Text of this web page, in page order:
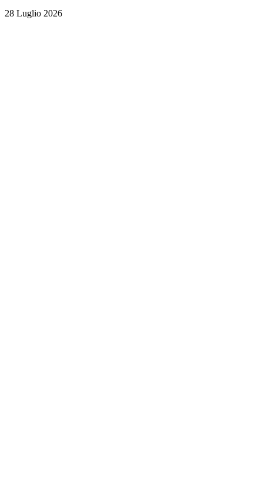
28 Luglio 2026